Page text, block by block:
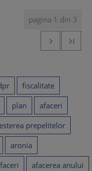
pagina 1 din 3


fiscalitate
plan
afaceri
prepelitelor
aronia
afacerea anului